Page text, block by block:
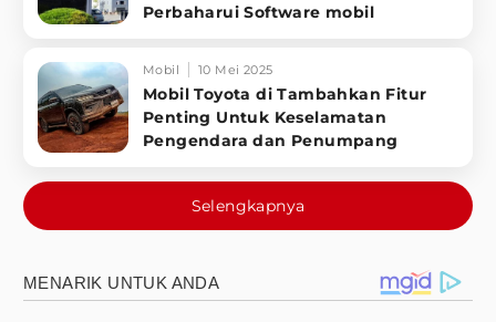
Perbaharui Software mobil
Mobil 10 Mei 2025
Mobil Toyota di Tambahkan Fitur
Penting Untuk Keselamatan
Pengendara dan Penumpang
Selengkapnya